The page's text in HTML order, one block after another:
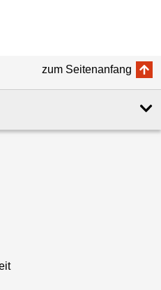
zum Seitenanfang